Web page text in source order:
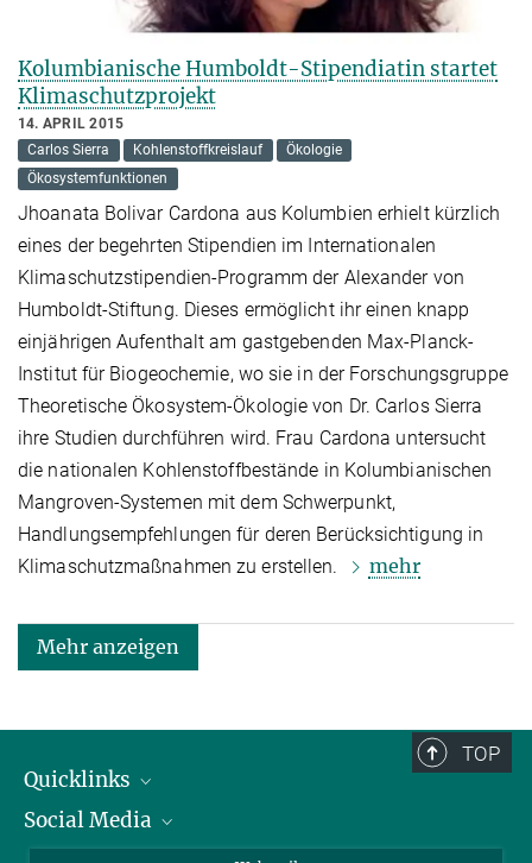
Kolumbianische Humboldt-Stipendiatin startet
Klimaschutzprojekt
14. APRIL 2015
Carlos Sierra
Kohlenstoffkreislauf
Ökologie
Ökosystemfunktionen
Jhoanata Bolivar Cardona aus Kolumbien erhielt kürzlich
eines der begehrten Stipendien im Internationalen
Klimaschutzstipendien-Programm der Alexander von
Humboldt-Stiftung. Dieses ermöglicht ihr einen knapp
einjährigen Aufenthalt am gastgebenden Max-Planck-
Institut für Biogeochemie, wo sie in der Forschungsgruppe
Theoretische Ökosystem-Ökologie von Dr. Carlos Sierra
ihre Studien durchführen wird. Frau Cardona untersucht
die nationalen Kohlenstoffbestände in Kolumbianischen
Mangroven-Systemen mit dem Schwerpunkt,
Handlungsempfehlungen für deren Berücksichtigung in
Klimaschutzmaßnahmen zu erstellen.
mehr
Mehr anzeigen
TOP
Quicklinks
IMPRS Graduiertenschule
Social Media